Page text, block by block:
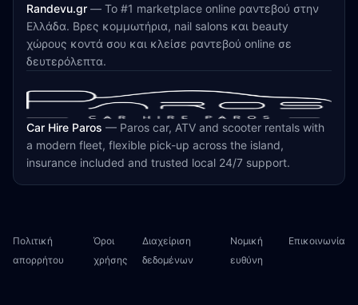
Randevu.gr — Το #1 marketplace online ραντεβού στην
Ελλάδα. Βρες κομμωτήρια, nail salons και beauty
χώρους κοντά σου και κλείσε ραντεβού online σε
δευτερόλεπτα.
Car Hire Paros — Paros car, ATV and scooter rentals with
a modern fleet, flexible pick-up across the island,
insurance included and trusted local 24/7 support.
Πολιτική
απορρήτου
Όροι
χρήσης
Διαχείριση
δεδομένων
Νομική
ευθύνη
Επικοινωνία